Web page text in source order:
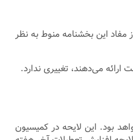
مفاد این بخشنامه منوط به نظر
می‌دهند، تغییری ندارد.
روز تعطیلات آخر هفته خواهد بود. این لایحه در کمیسیون